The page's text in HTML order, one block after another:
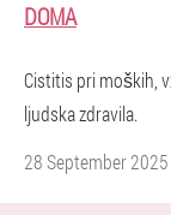
DOMA
Cistitis pri moških,
ljudska zdravila.
28 September 2025